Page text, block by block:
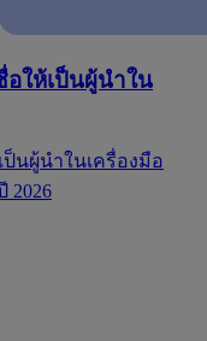
อให้เป็นผู้นำใน
ป็นผู้นำในเครื่องมือ
2026